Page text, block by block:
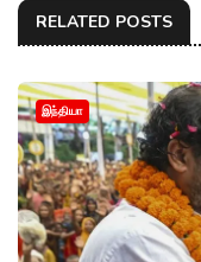
RELATED POSTS
இந்தியா